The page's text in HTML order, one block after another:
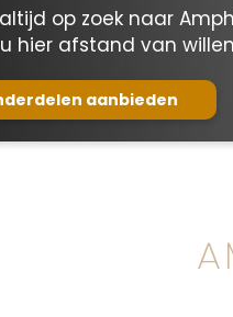
op zoek naar
hier afstand van
aanbieden